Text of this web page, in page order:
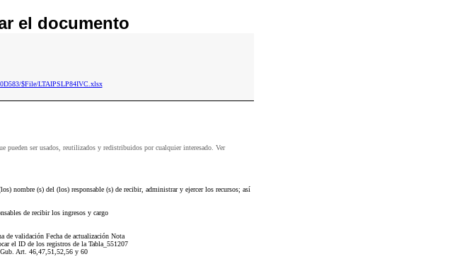
el documento
$File/LTAIPSLP84IVC.xlsx
pueden ser usados, reutilizados y redistribuidos por cualquier interesado. Ver
nombre (s) del (los) responsable (s) de recibir, administrar y ejercer los recursos; así
de recibir los ingresos y cargo
de validación Fecha de actualización Nota
el ID de los registros de la Tabla_551207
Art. 46,47,51,52,56 y 60